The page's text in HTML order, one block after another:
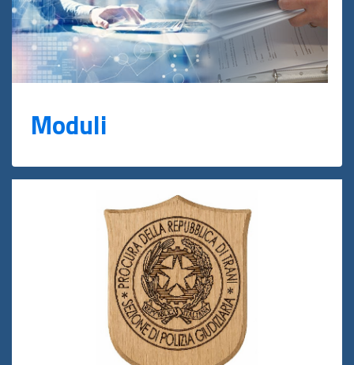
Moduli